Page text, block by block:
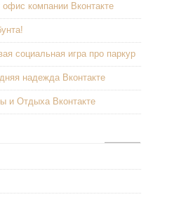
офис компании Вконтакте
социальная игра про паркур
надежда Вконтакте
и Отдыха Вконтакте